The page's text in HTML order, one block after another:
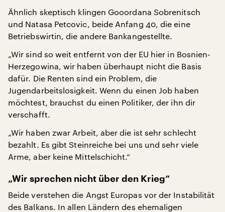
Ähnlich skeptisch klingen Gooordana Sobrenitsch
und Natasa Petcovic, beide Anfang 40, die eine
Betriebswirtin, die andere Bankangestellte.
„Wir sind so weit entfernt von der EU hier in Bosnien-
Herzegowina, wir haben überhaupt nicht die Basis
dafür. Die Renten sind ein Problem, die
Jugendarbeitslosigkeit. Wenn du einen Job haben
möchtest, brauchst du einen Politiker, der ihn dir
verschafft.
„Wir haben zwar Arbeit, aber die ist sehr schlecht
bezahlt. Es gibt Steinreiche bei uns und sehr viele
Arme, aber keine Mittelschicht.“
„Wir sprechen nicht über den Krieg“
Beide verstehen die Angst Europas vor der Instabilität
des Balkans. In allen Ländern des ehemaligen